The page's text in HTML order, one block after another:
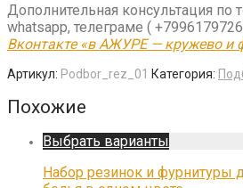
Дополнительная консультация по
whatsapp, телеграме (
Вконтакте «в АЖУРЕ — кружево и
Артикул: Podbor_rez_01 Категория:
Похожие
Выбрать варианты
Набор резинок и фурнитуры